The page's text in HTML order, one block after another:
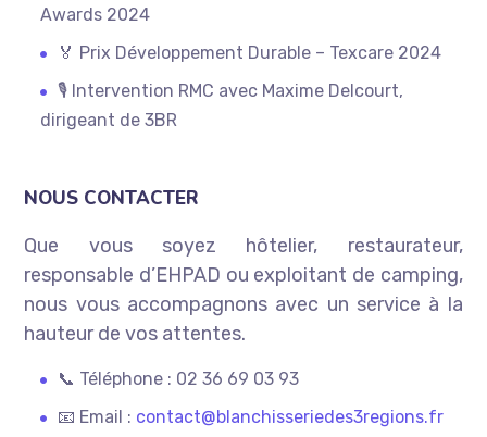
Awards 2024
🏅 Prix Développement Durable – Texcare 2024
🎙️ Intervention RMC avec Maxime Delcourt,
dirigeant de 3BR
NOUS CONTACTER
Que vous soyez hôtelier, restaurateur,
responsable d’EHPAD ou exploitant de camping,
nous vous accompagnons avec un service à la
hauteur de vos attentes.
📞 Téléphone : 02 36 69 03 93
📧 Email : contact@blanchisseriedes3regions.fr